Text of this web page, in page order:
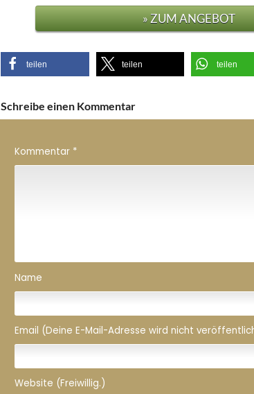
» ZUM ANGEBOT
teilen teilen teilen
Schreibe einen Kommentar
Kommentar *
Name
Email (Deine E-Mail-Adresse wird nicht
Website (Freiwillig.)